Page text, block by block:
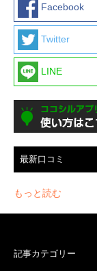
Facebook
Twitter
LINE
最新口コミ
もっと読む
記事カテゴリー